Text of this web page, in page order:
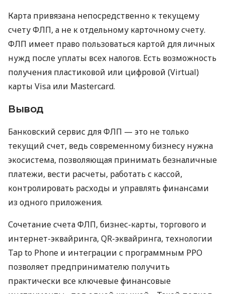
Карта привязана непосредственно к текущему
счету ФЛП, а не к отдельному карточному счету.
ФЛП имеет право пользоваться картой для личных
нужд после уплаты всех налогов. Есть возможность
получения пластиковой или цифровой (Virtual)
карты Visa или Mastercard.
Вывод
Банковский сервис для ФЛП — это не только
текущий счет, ведь современному бизнесу нужна
экосистема, позволяющая принимать безналичные
платежи, вести расчеты, работать с кассой,
контролировать расходы и управлять финансами
из одного приложения.
Сочетание счета ФЛП, бизнес-карты, торгового и
интернет-эквайринга, QR-эквайринга, технологии
Tap to Phone и интеграции с программным РРО
позволяет предпринимателю получить
практически все ключевые финансовые